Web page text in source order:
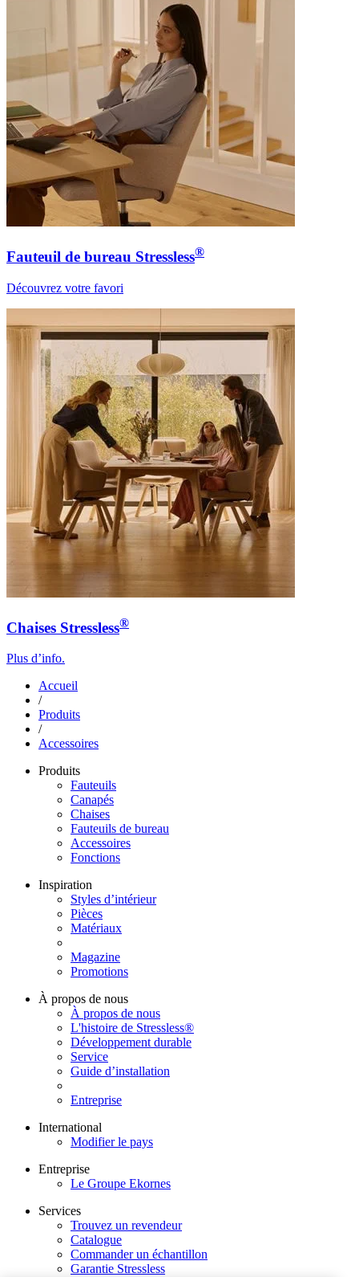
Fauteuil de bureau Stressless®
Découvrez votre favori
Chaises Stressless®
Plus d’info.
Accueil
/
Produits
/
Accessoires
Produits
Fauteuils
Canapés
Chaises
Fauteuils de bureau
Accessoires
Fonctions
Inspiration
Styles d’intérieur
Pièces
Matériaux
Magazine
Promotions
À propos de nous
À propos de nous
L'histoire de Stressless®
Développement durable
Service
Guide d’installation
Entreprise
International
Modifier le pays
Entreprise
Le Groupe Ekornes
Services
Trouvez un revendeur
Catalogue
Commander un échantillon
Garantie Stressless